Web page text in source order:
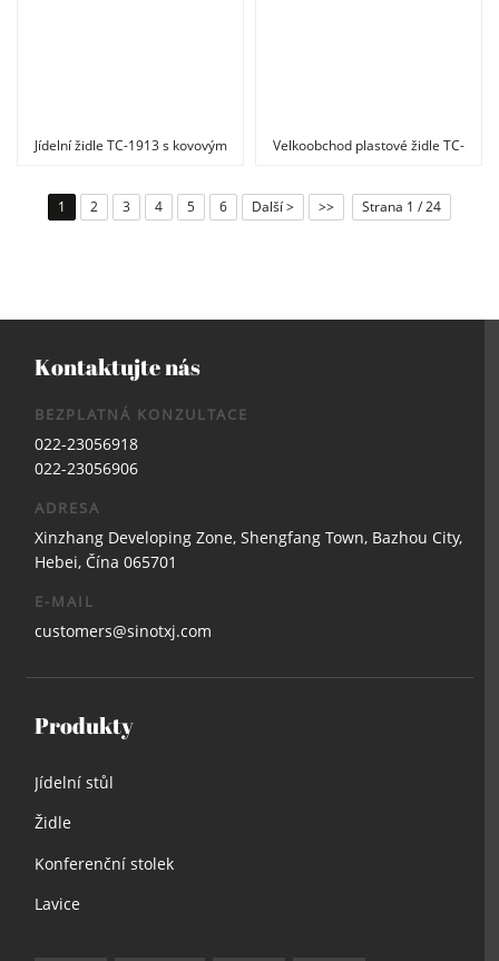
Jídelní židle TC-1913 s kovovým
Velkoobchod plastové židle TC-
1 2 3 4 5 6 Další > >> Strana 1 / 24
Kontaktujte nás
BEZPLATNÁ KONZULTACE
022-23056918
022-23056906
ADRESA
Xinzhang Developing Zone, Shengfang Town, Bazhou City,
Hebei, Čína 065701
E-MAIL
customers@sinotxj.com
Produkty
Jídelní stůl
Židle
Konferenční stolek
Lavice